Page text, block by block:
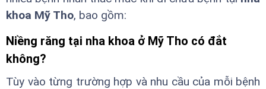
khoa Mỹ Tho, bao gồm:
Niềng răng tại nha khoa ở Mỹ Tho có đắt
không?
Tùy vào từng trường hợp và nhu cầu của mỗi bệnh